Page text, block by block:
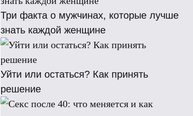
Три факта о мужчинах, которые лучше
знать каждой женщине
Уйти или остаться? Как принять
решение